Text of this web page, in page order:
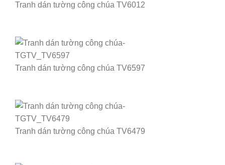
Tranh dán tường công chúa TV6012
Tranh dán tường công chúa TV6597
Tranh dán tường công chúa TV6479